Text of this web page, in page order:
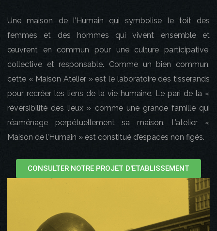
Une maison de l’Humain qui symbolise le toit des
femmes et des hommes qui vivent ensemble et
œuvrent en commun pour une culture participative,
collective et responsable. Comme un bien commun,
cette « Maison Atelier » est le laboratoire des tisserands
pour recréer les liens de la vie humaine. Le pari de la «
réversibilité des lieux » comme une grande famille qui
réaménage perpétuellement sa maison. L’atelier «
Maison de l’Humain » est constitué d’espaces non figés.
CONSULTER NOTRE PROJET D'ETABLISSEMENT